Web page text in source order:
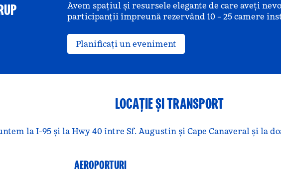
Avem spațiul și resursele elegante de care aveți
participanții împreună rezervând 10 – 25 camere
Planificați un eveniment
LOCAȚIE ȘI TRANSPORT
la I-95 și la Hwy 40 între Sf. Augustin și Cape Canaveral și la
AEROPORTURI